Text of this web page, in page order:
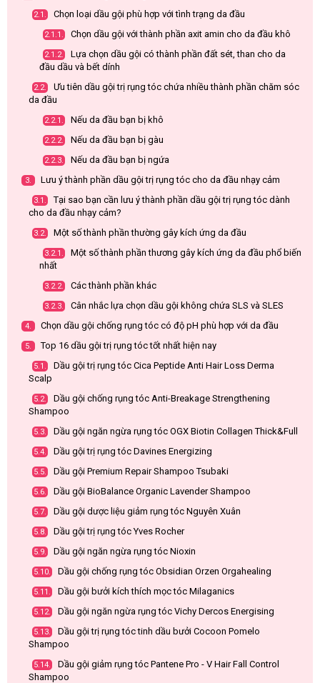
2.1. Chọn loại dầu gội phù hợp với tình trạng da đầu
2.1.1. Chọn dầu gội với thành phần axit amin cho da đầu khô
2.1.2.
Lựa chọn dầu gội có thành phần đất sét, than cho da
đầu dầu và bết dính
2.2.
Ưu tiên dầu gội trị rụng tóc chứa nhiều thành phần chăm sóc
da đầu
2.2.1. Nếu da đầu bạn bị khô
2.2.2. Nếu da đầu bạn bị gàu
2.2.3. Nếu da đầu bạn bị ngứa
3. Lưu ý thành phần dầu gội trị rụng tóc cho da đầu nhạy cảm
3.1.
Tại sao bạn cần lưu ý thành phần dầu gội trị rụng tóc dành
cho da đầu nhạy cảm?
3.2. Một số thành phần thường gây kích ứng da đầu
3.2.1.
Một số thành phần thương gây kích ứng da đầu phổ biến
nhất
3.2.2. Các thành phần khác
3.2.3. Cân nhắc lựa chọn dầu gội không chứa SLS và SLES
4. Chọn dầu gội chống rụng tóc có độ pH phù hợp với da đầu
5. Top 16 dầu gội trị rụng tóc tốt nhất hiện nay
5.1.
Dầu gội trị rụng tóc Cica Peptide Anti Hair Loss Derma
Scalp
5.2.
Dầu gội chống rụng tóc Anti-Breakage Strengthening
Shampoo
5.3. Dầu gội ngăn ngừa rụng tóc OGX Biotin Collagen Thick&Full
5.4. Dầu gội trị rụng tóc Davines Energizing
5.5. Dầu gội Premium Repair Shampoo Tsubaki
5.6. Dầu gội BioBalance Organic Lavender Shampoo
5.7. Dầu gội dược liệu giảm rụng tóc Nguyên Xuân
5.8. Dầu gội trị rụng tóc Yves Rocher
5.9. Dầu gội ngăn ngừa rụng tóc Nioxin
5.10. Dầu gội chống rụng tóc Obsidian Orzen Orgahealing
5.11. Dầu gội bưởi kích thích mọc tóc Milaganics
5.12. Dầu gội ngăn ngừa rụng tóc Vichy Dercos Energising
5.13.
Dầu gội trị rụng tóc tinh dầu bưởi Cocoon Pomelo
Shampoo
5.14.
Dầu gội giảm rụng tóc Pantene Pro - V Hair Fall Control
Shampoo